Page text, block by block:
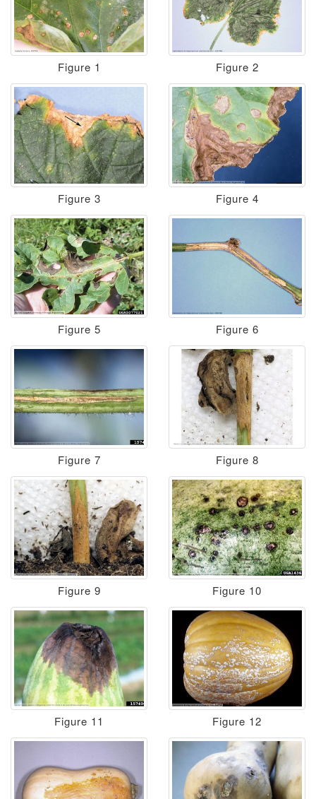
Figure 1 Figure 2
Figure 3 Figure 4
Figure 5 Figure 6
Figure 7 Figure 8
Figure 9 Figure 10
Figure 11 Figure 12